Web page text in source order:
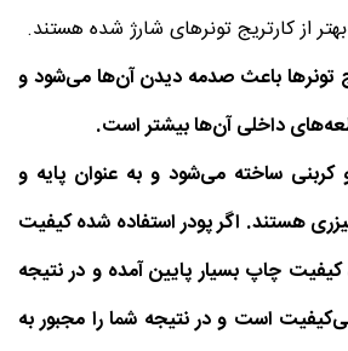
از کارتریج تونرهای شارژ شده هستند.
تونرها باعث صدمه دیدن آن‌ها می‌شود و
داخلی آن‌ها بیشتر است.
کربنی ساخته می‌شود و به عنوان پایه و
هستند. اگر پودر استفاده شده کیفیت
کیفیت چاپ بسیار پایین آمده و در نتیجه
است و در نتیجه شما را مجبور به